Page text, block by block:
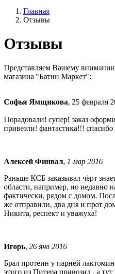
Главная
Отзывы
Отзывы
Представляем Вашему
магазина "Батин Маркет":
Софья Ямщикова, 25 февраля
Порадовали! супер! заказ
привезли! фантастика!!!
Алексей Финвал, 1 мар 2016
Раньше КСБ заказывал чёрт
области, например, но недавно
фактически, рядом с домом.
же отправили, два дня и прот
Никита, респект и уважуха!
Игорь, 26 янв 2016
Брал протеин у парней
этого из Питера привозил , а